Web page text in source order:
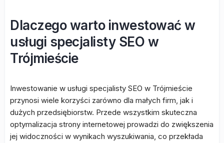
Dlaczego warto inwestować w
usługi specjalisty SEO w
Trójmieście
Inwestowanie w usługi specjalisty SEO w Trójmieście
przynosi wiele korzyści zarówno dla małych firm, jak i
dużych przedsiębiorstw. Przede wszystkim skuteczna
optymalizacja strony internetowej prowadzi do zwiększenia
jej widoczności w wynikach wyszukiwania, co przekłada